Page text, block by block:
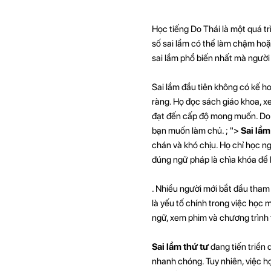
Học tiếng Do Thái là một quá
số sai lầm có thể làm chậm
sai lầm phổ biến nhất mà
Sai lầm đầu tiên không có kế
ràng. Họ đọc sách giáo khoa,
đạt đến cấp độ mong muốn.
bạn muốn làm chủ. ; "> Sai
chán và khó chịu. Họ chỉ học
đúng ngữ pháp là chìa khóa
. Nhiều người mới bắt đầu
là yếu tố chính trong việc học
ngữ, xem phim và chương
Sai lầm thứ tưđang tiến triển
nhanh chóng. Tuy nhiên, việc